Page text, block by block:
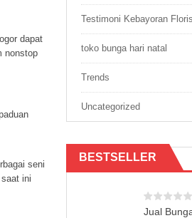
dapat
nonstop
seni
ini
Testimoni Kebayoran
toko bunga hari natal
Trends
Uncategorized
BESTSELLER
Jual